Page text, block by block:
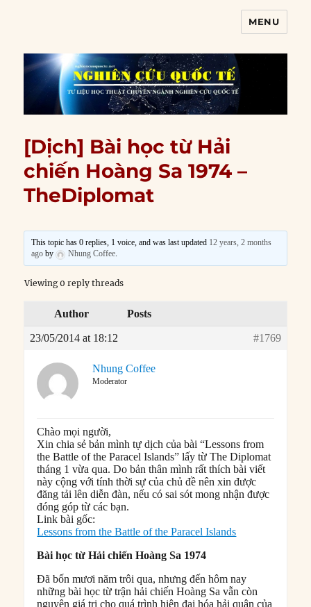
MENU
[Dịch] Bài học từ Hải
chiến Hoàng Sa 1974 –
TheDiplomat
This topic has 0 replies, 1 voice, and was last updated 12 years, 2 months
agoby Nhung Coffee.
Viewing 0 reply threads
Author Posts
23/05/2014 at 18:12 #1769
Nhung Coffee
Moderator
Chào mọi người,
Xin chia sẻ bản mình tự dịch của bài “Lessons from
the Battle of the Paracel Islands” lấy từ The Diplomat
tháng 1 vừa qua. Do bản thân mình rất thích bài viết
này cộng với tính thời sự của chủ đề nên xin được
đăng tải lên diễn đàn, nếu có sai sót mong nhận được
đóng góp từ các bạn.
Link bài gốc:
Lessons from the Battle of the Paracel Islands
Bài học từ Hải chiến Hoàng Sa 1974
Đã bốn mươi năm trôi qua, nhưng đến hôm nay
những bài học từ trận hải chiến Hoàng Sa vẫn còn
nguyên giá trị cho quá trình hiện đại hóa hải quân của